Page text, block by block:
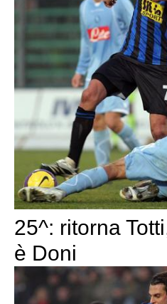
25^: ritorna
è Doni